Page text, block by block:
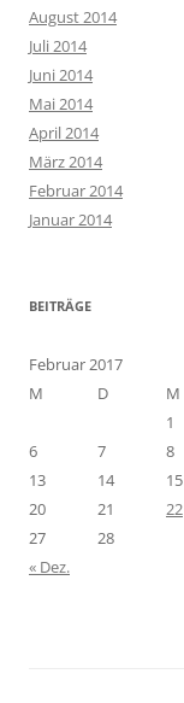
August 2014
Juli 2014
Juni 2014
Mai 2014
April 2014
März 2014
Februar 2014
Januar 2014
BEITRÄGE
Februar 2017
M
D M
1
6
7 8
13
14 15
20
21 22
27
28
« Dez.